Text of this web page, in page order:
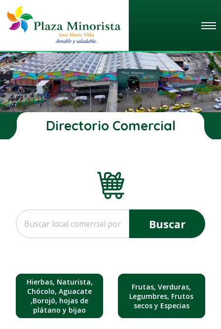
Directorio Comercial
Buscar
Hierbas, Naturista,
Chócolo, Aguacate
,Borojó, hojas de
plátano y bijao
Frutas, Verduras,
Legumbres, Frutos
secos y Especias